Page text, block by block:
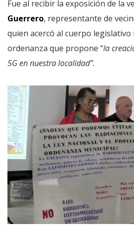
Fue al recibir la exposición de la
Guerrero, representante de
quien acercó al cuerpo legislativo
ordenanza que propone “la
5G en nuestra localidad”.